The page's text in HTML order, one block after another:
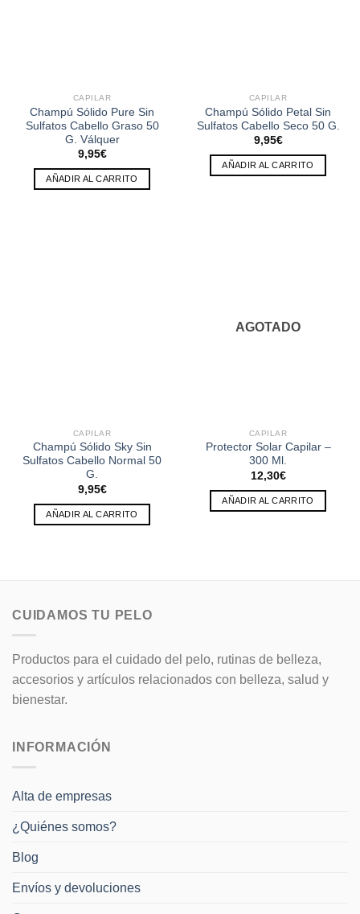
CAPILAR
Champú Sólido Pure Sin
Sulfatos Cabello Graso 50
G. Válquer
9,95€
AÑADIR AL CARRITO
CAPILAR
Champú Sólido Petal Sin
Sulfatos Cabello Seco 50 G.
9,95€
AÑADIR AL CARRITO
CAPILAR
Champú Sólido Sky Sin
Sulfatos Cabello Normal 50
G.
9,95€
AÑADIR AL CARRITO
AGOTADO
CAPILAR
Protector Solar Capilar –
300 Ml.
12,30€
AÑADIR AL CARRITO
CUIDAMOS TU PELO
Productos para el cuidado del pelo, rutinas de belleza,
accesorios y artículos relacionados con belleza, salud y
bienestar.
INFORMACIÓN
Alta de empresas
¿Quiénes somos?
Blog
Envíos y devoluciones